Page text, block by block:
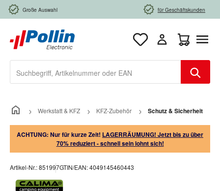
Zum Hauptinhalt springen
Große Auswahl für Geschäftskunden
Werkstatt & KFZ KFZ-Zubehör Schutz & Sicherheit
ACHTUNG: Nur für kurze Zeit! LAGERRÄUMUNG! Jetzt bis zu über
70% reduziert - schnell sein lohnt sich!
Artikel-Nr.:851997GTIN/EAN:4049145460443